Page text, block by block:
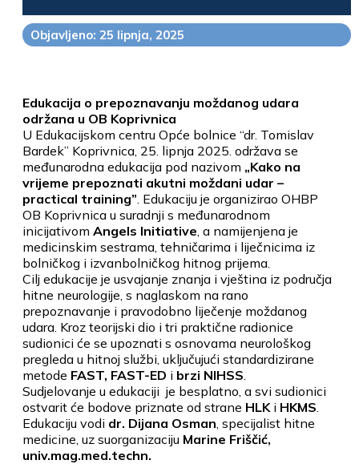
Objavljeno: 25 lipnja, 2025
Edukacija o prepoznavanju moždanog udara
održana u OB Koprivnica
U Edukacijskom centru Opće bolnice “dr. Tomislav
Bardek” Koprivnica, 25. lipnja 2025. održava se
međunarodna edukacija pod nazivom „Kako na
vrijeme prepoznati akutni moždani udar –
practical training” . Edukaciju je organizirao OHBP
OB Koprivnica u suradnji s međunarodnom
inicijativom Angels Initiative , a namijenjena je
medicinskim sestrama, tehničarima i liječnicima iz
bolničkog i izvanbolničkog hitnog prijema.
Cilj edukacije je usvajanje znanja i vještina iz područja
hitne neurologije, s naglaskom na rano
prepoznavanje i pravodobno liječenje moždanog
udara. Kroz teorijski dio i tri praktične radionice
sudionici će se upoznati s osnovama neurološkog
pregleda u hitnoj službi, uključujući standardizirane
metode FAST, FAST-ED i brzi NIHSS
Sudjelovanje u edukaciji je besplatno, a svi sudionici
ostvarit će bodove priznate od strane HLKi HKMS
Edukaciju vodi dr. Dijana Osman , specijalist hitne
medicine, uz suorganizaciju Marine Friščić,
univ.mag.med.techn.